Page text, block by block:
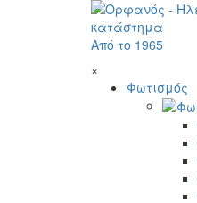
Από το 1965
×
Φωτισμός